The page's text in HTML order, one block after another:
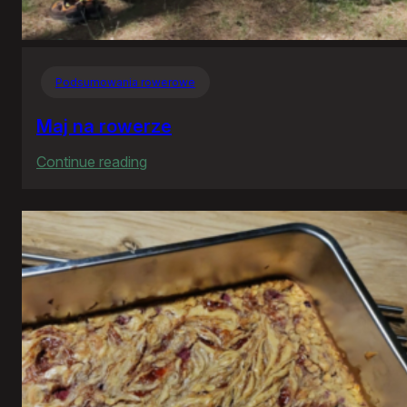
Podsumowania rowerowe
Maj na rowerze
Continue reading
na
rowerze